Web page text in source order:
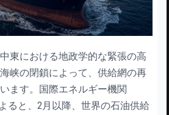
東における地政学的な緊張の高
峡の閉鎖によって、供給網の再
ます。国際エネルギー機関
ると、2月以降、世界の石油供給